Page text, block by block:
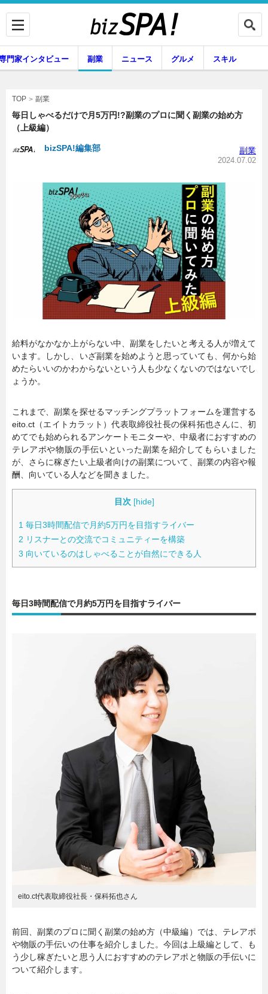
企業インタビュー
副業 ニュース
グルメ スキル
暮らし エンタメ
連載一覧
門家インタビュー 副業 ニュース グルメ スキル
TOP 副業
毎日しゃべるだけで月5万円!?副業のプロに聞く副業の始め方
（上級編）
bizSPA!編集部 副業
2024.07.02
給料がなかなか上がらない中、副業をしたいと考える人が増えて
います。しかし、いざ副業を始めようと思っていても、何から始
めたらいいのかわからないという人も少なくないのではないでし
ょうか。
これまで、副業を探せるマッチングプラットフォームを運営する
eito.ct（エイトカラット）代表取締役社長の保科拓也さんに、初
めてでも始められるアンケートモニターや、中級者におすすめの
テレアポや物販の手伝いといった副業を紹介してもらいました
が、さらに稼ぎたい上級者向けの副業について、副業の内容や報
酬、向いている人などを聞きました。
目次 [hide]
1 毎日3時間配信で月約5万円を目指すライバー
2 リスナーとの交流でコミュニティーを構築
3 向いているのはしゃべることが自然にできる人
毎日3時間配信で月約5万円を目指すライバー
eito.ct代表取締役社長・保科拓也さん
前回、副業のプロに聞く副業の始め方（中級編）では、テレアポ
や物販の手伝いの仕事を紹介しました。今回は上級編として、も
う少し稼ぎたいと思う人におすすめのテレアポと物販の手伝いに
ついて紹介します。